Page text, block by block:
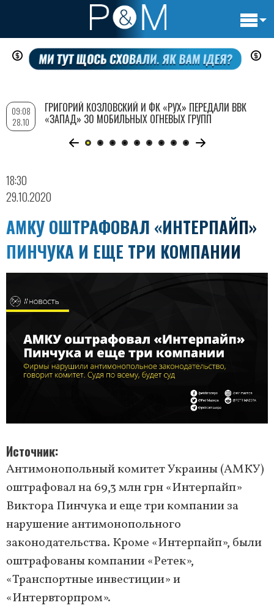
Перейти
содержанию
18:30
29.10.2020
АМКУ ОШТРАФОВАЛ «ИНТЕРПАЙП»
ПИНЧУКА И ЕЩЕ ТРИ КОМПАНИИ
Источник
Антимонопольный комитет Украины (АМКУ)
оштрафовал на 69,3 млн грн «Интерпайп»
Виктора Пинчука и еще три компании за
нарушение антимонопольного
законодательства. Кроме «Интерпайп», были
оштрафованы компании «Ретек»,
«Транспортные инвестиции» и
«Интервторпром».
09:08
28.10
ГРИГОРИЙ КОЗЛОВСКИЙ И ФК «РУХ» ПЕРЕДАЛИ ВВК
«ЗАПАД» 30 МОБИЛЬНЫХ ОГНЕВЫХ ГРУПП